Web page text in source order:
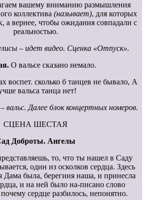
вашему вниманию размышления
коллектива (называет), для которых
а вернее, чтобы ожидания совпадали с
реальностью.
– идет видео. Сценка «Отпуск».
О вальсе сказано немало.
воспет. сколько б танцев не бывало, А
вальса танца нет!
вальс. Далее блок концертных номеров.
СЦЕНА ШЕСТАЯ
Доброты. Ангелы
то, что ты нашел в Саду
один из осколков сердца. Здесь
Дама была, берегиня наша, и принесла
и на ней было на-писано слово
сердце разбилось, непонятно.